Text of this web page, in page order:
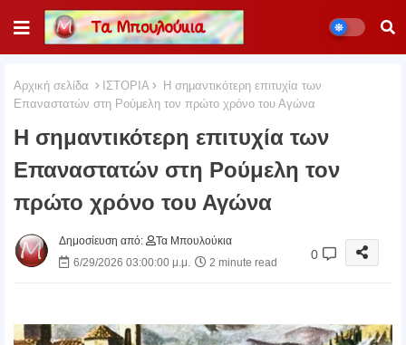
Αρχική σελίδα ΙΣΤΟΡΙΑ
Η σημαντικότερη επιτυχία των
Επαναστατών στη Ρούμελη τον πρώτο χρόνο του Αγώνα
Η σημαντικότερη επιτυχία των
Επαναστατών στη Ρούμελη τον
πρώτο χρόνο του Αγώνα
Δημοσίευση από:
Τα Μπουλούκια
6/29/2026 03:00:00 μ.μ.
2 minute read
0